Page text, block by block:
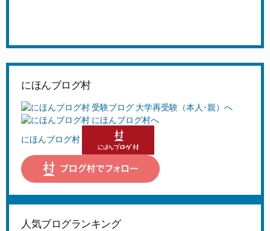
にほんブログ村
にほんブログ村
人気ブログランキング